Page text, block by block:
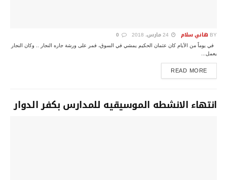
BY هاني سلام
في يوماً من الأيام كان عثمان الحكيم يمشي في السوق، فمر على ورشة جاره النجار .. وكان النجار
يعمل...
READ MORE
DETAILS
انتهاء الانشطه الموسيقيه للمدارس بكفر الدوار